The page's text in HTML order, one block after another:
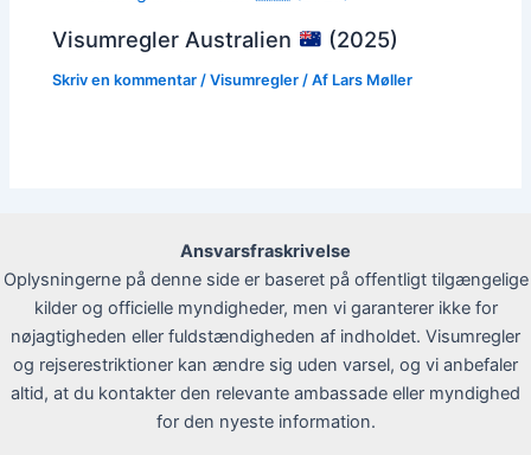
Visumregler Australien (2025)
Skriv en kommentar /Visumregler / Af Lars Møller
Ansvarsfraskrivelse
Oplysningerne på denne side er baseret på offentligt tilgængelige
kilder og officielle myndigheder, men vi garanterer ikke for
nøjagtigheden eller fuldstændigheden af indholdet. Visumregler
og rejserestriktioner kan ændre sig uden varsel, og vi anbefaler
altid, at du kontakter den relevante ambassade eller myndighed
for den nyeste information.